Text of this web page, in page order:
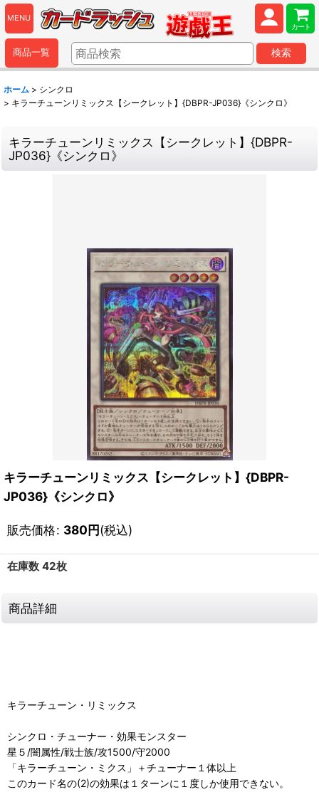
MENU
カート
商品一覧 検索
ホーム > シンクロ
> キラーチューンリミックス【シークレット】{DBPR-JP036}《シンクロ》
キラーチューンリミックス【シークレット】{DBPR-
JP036}《シンクロ》
キラーチューンリミックス【シークレット】{DBPR-
JP036}《シンクロ》
販売価格: 380円(税込)
在庫数 42枚
商品詳細
キラーチューン・リミックス
シンクロ・チューナー・効果モンスター
星５/闇属性/戦士族/攻1500/守2000
「キラーチューン・ミクス」＋チューナー１体以上
このカード名の(2)の効果は１ターンに１度しか使用できない。